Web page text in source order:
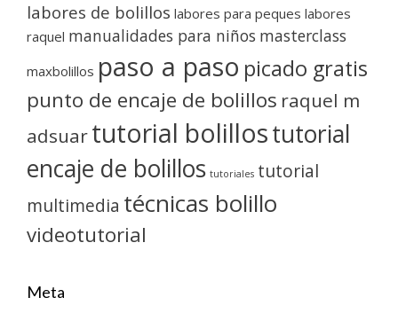
labores de bolillos labores para peques labores
raquel manualidades para niños masterclass
maxbolillos paso a paso picado gratis
punto de encaje de bolillos raquel m
adsuartutorial bolillostutorial
encaje de bolillos tutoriales tutorial
multimedia técnicas bolillo
videotutorial
Meta